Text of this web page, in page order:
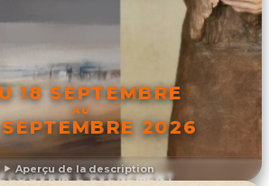
Aperçu de la description
18 SEPTEMBRE
AU
2026
L'ÉVÉNEMENT